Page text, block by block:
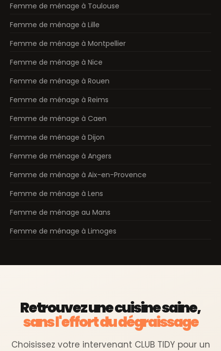
Femme de ménage à Toulouse
Femme de ménage à Lille
Femme de ménage à Montpellier
Femme de ménage à Nice
Femme de ménage à Rouen
Femme de ménage à Reims
Femme de ménage à Caen
Femme de ménage à Dijon
Femme de ménage à Angers
Femme de ménage à Aix-en-Provence
Femme de ménage à Lens
Femme de ménage au Mans
Femme de ménage à Limoges
Retrouvez une cuisine saine,
sans l'effort du dégraissage
Choisissez votre intervenant CLUB TIDY pour un